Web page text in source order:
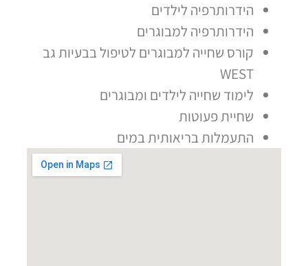
הידרותרפיה לילדים
הידרותרפיה למבוגרים
קורס שחייה למבוגרים לטיפול בבעיות גב
WEST
לימוד שחייה לילדים ומבוגרים
שחיית פעוטות
התעמלות בריאותית במים